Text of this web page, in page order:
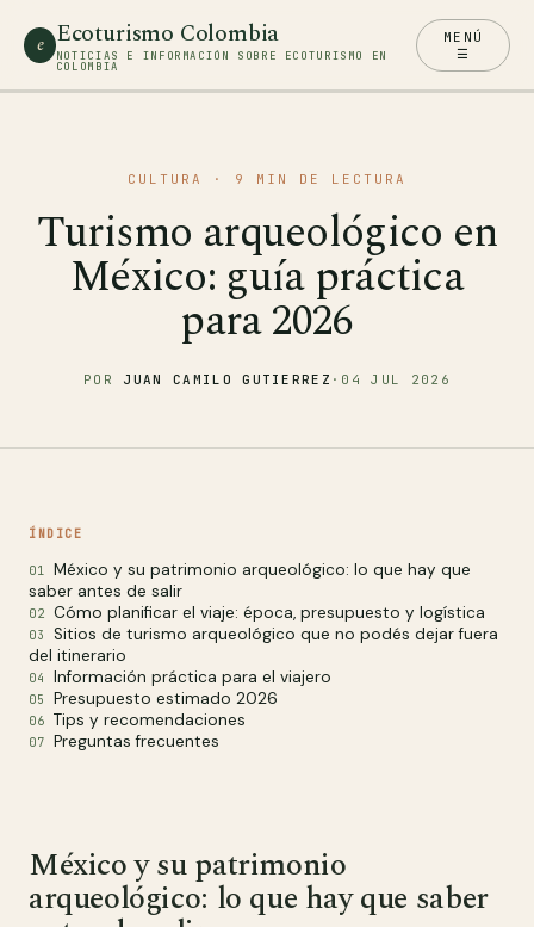
e Ecoturismo Colombia
NOTICIAS E INFORMACIÓN SOBRE ECOTURISMO EN
COLOMBIA
MENÚ
☰
CULTURA · 9 MIN DE LECTURA
Turismo arqueológico en
México: guía práctica
para 2026
POR JUAN CAMILO GUTIERREZ · 04 JUL 2026
ÍNDICE
México y su patrimonio arqueológico: lo que hay que
saber antes de salir
Cómo planificar el viaje: época, presupuesto y logística
Sitios de turismo arqueológico que no podés dejar fuera
del itinerario
Información práctica para el viajero
Presupuesto estimado 2026
Tips y recomendaciones
Preguntas frecuentes
México y su patrimonio
arqueológico: lo que hay que saber